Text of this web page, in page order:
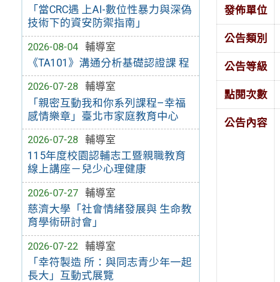
「當CRC遇 上AI-數位性暴力與深偽
技術下的資安防禦指南」
2026-08-04
輔導室
《TA101》溝通分析基礎認證課 程
2026-07-28
輔導室
「親密互動我和你系列課程–幸福
感情樂章」臺北市家庭教育中心
2026-07-28
輔導室
115年度校園認輔志工暨親職教育
線上講座－兒少心理健康
2026-07-27
輔導室
慈濟大學「社會情緒發展與 生命教
育學術研討會」
2026-07-22
輔導室
「幸符製造 所：與同志青少年一起
長大」互動式展覽
發佈單位
公告類別
公告等級
點閱次數
公告內容